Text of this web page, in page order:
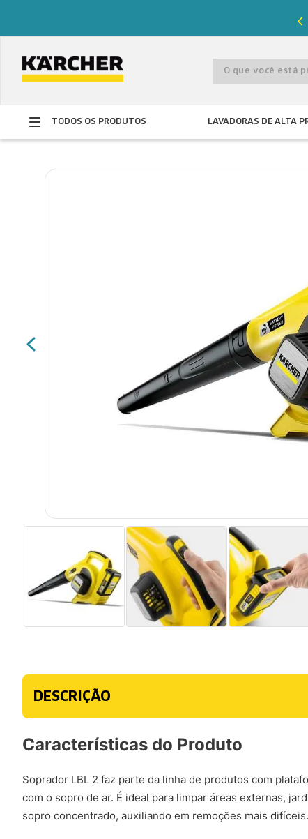
O que você está
TODOS OS PRODUTOS LAVADORAS DE ALTA
DESCRIÇÃO
Características do Produto
Soprador LBL 2 faz parte da linha de produtos com
com o sopro de ar. É ideal para limpar áreas externas,
sopro concentrado, auxiliando em remoções mais